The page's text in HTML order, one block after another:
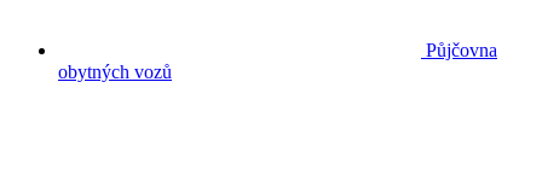
Půjčovna
obytných vozů